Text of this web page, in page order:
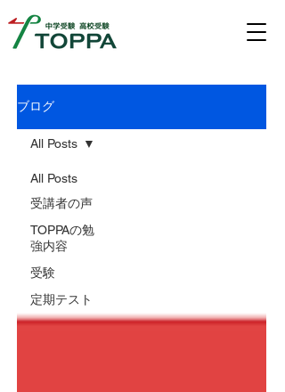
ブログ
All Posts
受講者の声
TOPPAの勉
強内容
受験
定期テスト
All Posts